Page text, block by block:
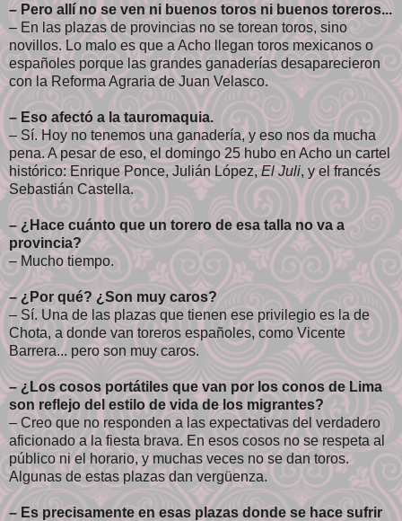
– Pero allí no se ven ni buenos toros ni buenos toreros...
– En las plazas de provincias no se torean toros, sino
novillos. Lo malo es que a Acho llegan toros mexicanos o
españoles porque las grandes ganaderías desaparecieron
con la Reforma Agraria de Juan Velasco.
– Eso afectó a la tauromaquia.
– Sí. Hoy no tenemos una ganadería, y eso nos da mucha
pena. A pesar de eso, el domingo 25 hubo en Acho un cartel
histórico: Enrique Ponce, Julián López,El Juli, y el francés
Sebastián Castella.
– ¿Hace cuánto que un torero de esa talla no va a
provincia?
– Mucho tiempo.
– ¿Por qué? ¿Son muy caros?
– Sí. Una de las plazas que tienen ese privilegio es la de
Chota, a donde van toreros españoles, como Vicente
Barrera... pero son muy caros.
– ¿Los cosos portátiles que van por los conos de Lima
son reflejo del estilo de vida de los migrantes?
– Creo que no responden a las expectativas del verdadero
aficionado a la fiesta brava. En esos cosos no se respeta al
público ni el horario, y muchas veces no se dan toros.
Algunas de estas plazas dan vergüenza.
– Es precisamente en esas plazas donde se hace sufrir